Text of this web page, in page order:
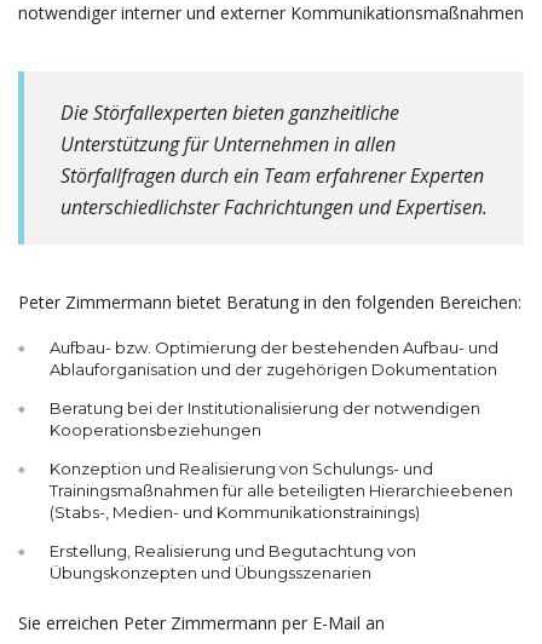
notwendiger interner und externer Kommunikationsmaßnahmen
Die Störfallexperten bieten ganzheitliche
Unterstützung für Unternehmen in allen
Störfallfragen durch ein Team erfahrener Experten
unterschiedlichster Fachrichtungen und Expertisen.
Peter Zimmermann bietet Beratung in den folgenden Bereichen:
Aufbau- bzw. Optimierung der bestehenden Aufbau- und
Ablauforganisation und der zugehörigen Dokumentation
Beratung bei der Institutionalisierung der notwendigen
Kooperationsbeziehungen
Konzeption und Realisierung von Schulungs- und
Trainingsmaßnahmen für alle beteiligten Hierarchieebenen
(Stabs-, Medien- und Kommunikationstrainings)
Erstellung, Realisierung und Begutachtung von
Übungskonzepten und Übungsszenarien
Sie erreichen Peter Zimmermann per E-Mail an